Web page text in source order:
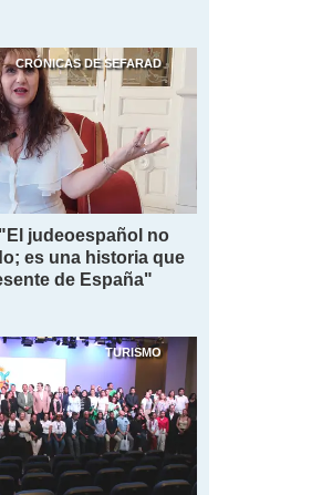
CRÓNICAS DE SEFARAD
judeoespañol no
es una historia que
de España"
TURISMO